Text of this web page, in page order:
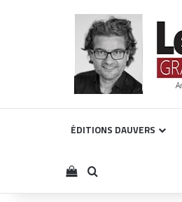
ÉDITIONS DAUVERS
Voir votre panier
Rechercher